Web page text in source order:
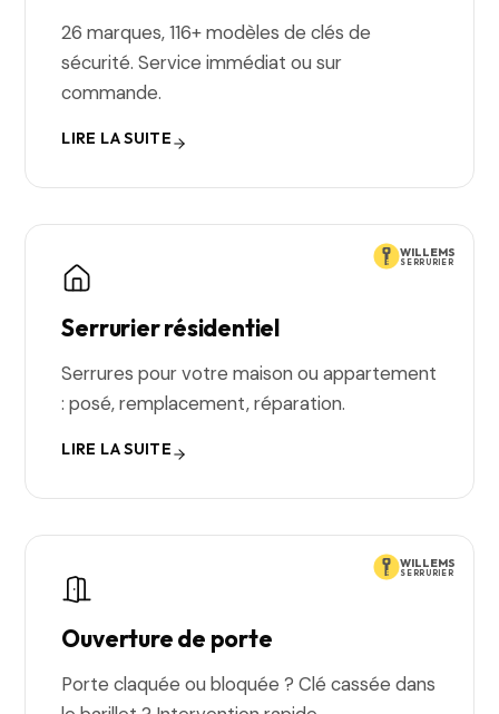
26 marques, 116+ modèles de clés de
sécurité. Service immédiat ou sur
commande.
LIRE LA SUITE
WILLEMS
SERRURIER
Serrurier résidentiel
Serrures pour votre maison ou appartement
: posé, remplacement, réparation.
LIRE LA SUITE
WILLEMS
SERRURIER
Ouverture de porte
Porte claquée ou bloquée ? Clé cassée dans